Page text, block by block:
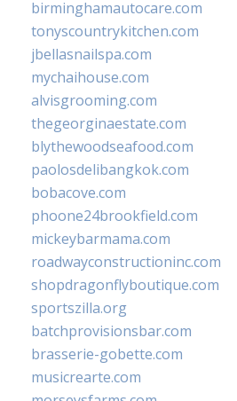
birminghamautocare.com
tonyscountrykitchen.com
jbellasnailspa.com
mychaihouse.com
alvisgrooming.com
thegeorginaestate.com
blythewoodseafood.com
paolosdelibangkok.com
bobacove.com
phoone24brookfield.com
mickeybarmama.com
roadwayconstructioninc.com
shopdragonflyboutique.com
sportszilla.org
batchprovisionsbar.com
brasserie-gobette.com
musicrearte.com